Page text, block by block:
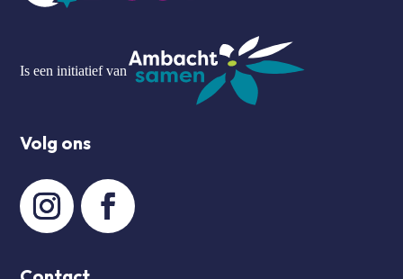
Is een initiatief van
Volg ons